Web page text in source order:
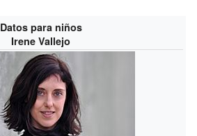
Datos para niños
Irene Vallejo